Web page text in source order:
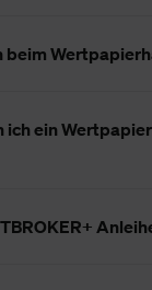
beim
ich ein